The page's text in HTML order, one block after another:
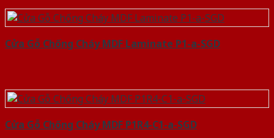
Cửa Gỗ Chống Cháy MDF Laminate P1-a-SGD
Cửa Gỗ Chống Cháy MDF P1R4-C1-a-SGD